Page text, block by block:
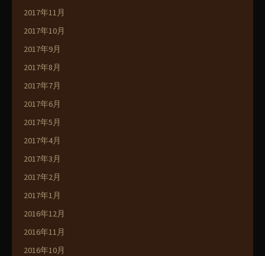
2017年11月
2017年10月
2017年9月
2017年8月
2017年7月
2017年6月
2017年5月
2017年4月
2017年3月
2017年2月
2017年1月
2016年12月
2016年11月
2016年10月